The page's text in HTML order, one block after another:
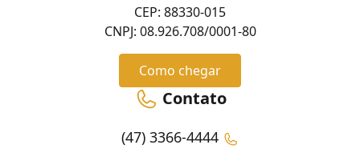
CEP: 88330-015
CNPJ: 08.926.708/0001-80
Como chegar
Contato
(47) 3366-4444